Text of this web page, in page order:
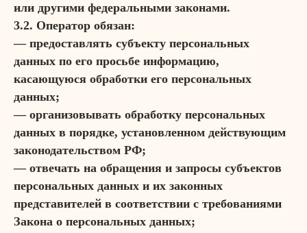
или другими федеральными законами.
3.2. Оператор обязан:
— предоставлять субъекту персональных
данных по его просьбе информацию,
касающуюся обработки его персональных
данных;
— организовывать обработку персональных
данных в порядке, установленном действующим
законодательством РФ;
— отвечать на обращения и запросы субъектов
персональных данных и их законных
представителей в соответствии с требованиями
Закона о персональных данных;